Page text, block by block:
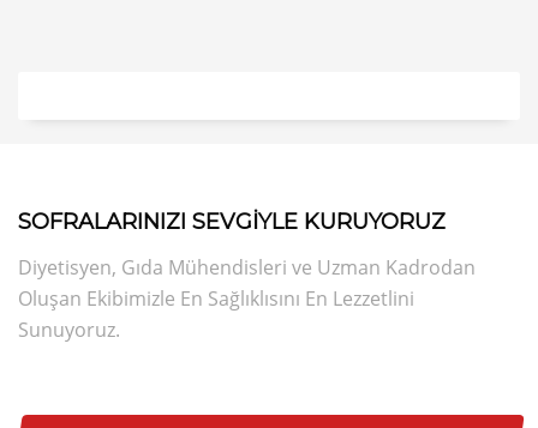
SOFRALARINIZI SEVGİYLE KURUYORUZ
Diyetisyen, Gıda Mühendisleri ve Uzman Kadrodan
Oluşan Ekibimizle En Sağlıklısını En Lezzetlini
Sunuyoruz.